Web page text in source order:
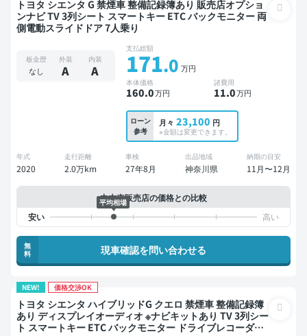
トヨタ シエンタ G 禁煙車 整備記録簿あり 販売店オプショ
ンナビ TV 3列シート スマートキー ETC バックモニター 両
側電動スライドドア 7人乗り
板金歴
なし
外装
A
内装
A
支払総額
171.0 万円
本体価格
160.0万円
諸費用
11.0万円
ローン
参考
月々 23,100 円
※金額は変更できます。
年式
2020
走行距離
2.0万km
車検
27年8月
出品地域
神奈川県
納期の目安
11月〜12月
中古車販売店の価格との比較
平均相場
無
料
現車確認を問い合わせる
NEW! 価格交渉OK
トヨタ シエンタ ハイブリッドG クエロ 禁煙車 整備記録簿
あり ディスプレイオーディオ ※ナビキットあり TV 3列シー
ト スマートキー ETC バックモニター ドライブレコーダー